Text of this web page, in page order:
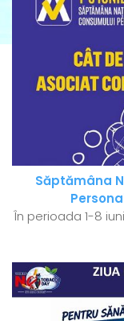
Săptămâna
În perioada 1-8